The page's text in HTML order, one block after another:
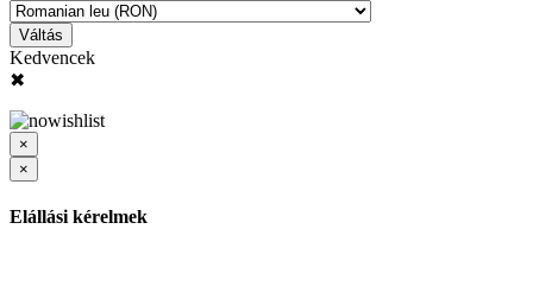
Váltás
Kedvencek
✖
×
×
Elállási kérelmek